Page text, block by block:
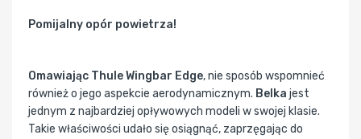
Pomijalny opór powietrza!
Omawiając Thule Wingbar Edge, nie sposób wspomnieć
również o jego aspekcie aerodynamicznym. Belka jest
jednym z najbardziej opływowych modeli w swojej klasie.
Takie właściwości udało się osiągnąć, zaprzęgając do